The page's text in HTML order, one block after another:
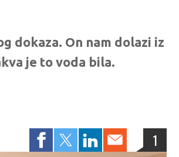
dokaza. On nam dolazi iz
je to voda bila.
1